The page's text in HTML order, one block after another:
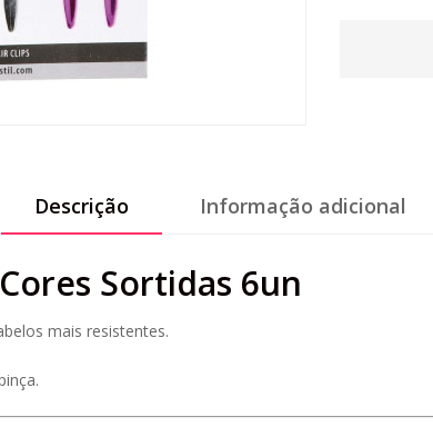
Descrição Informação adicional
Sortidas 6un
mais resistentes.